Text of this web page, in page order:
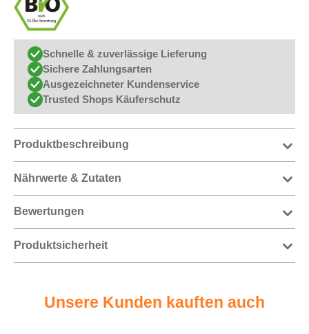
Schnelle & zuverlässige Lieferung
Sichere Zahlungsarten
Ausgezeichneter Kundenservice
Trusted Shops Käuferschutz
Produktbeschreibung
Nährwerte & Zutaten
Bewertungen
Produktsicherheit
Unsere Kunden kauften auch